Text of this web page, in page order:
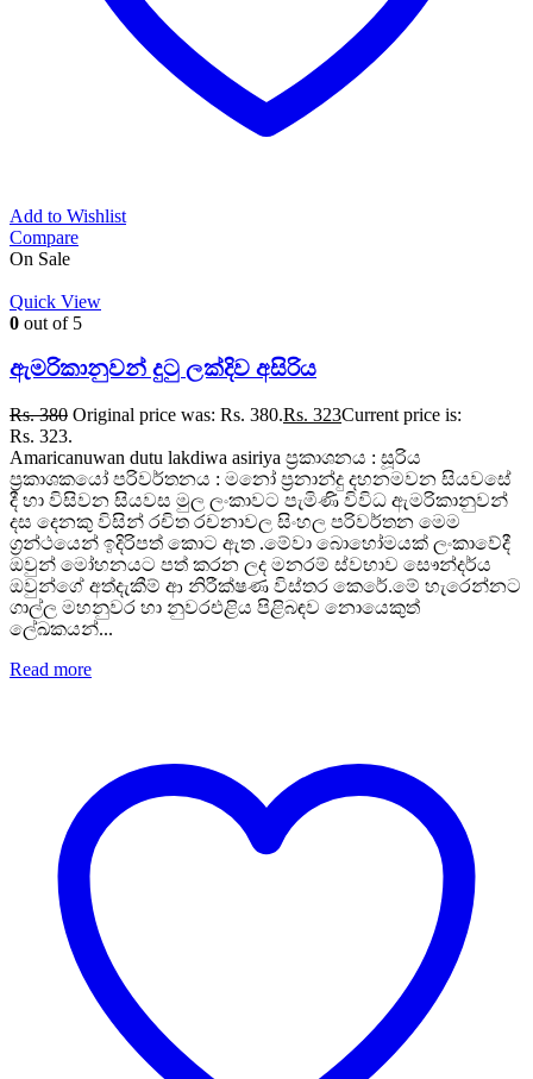
Add to Wishlist
Compare
On Sale
Quick View
0 out of 5
ඇමරිකානුවන් දුටු ලක්දිව අසිරිය
Rs.380 Original price was: Rs. 380.Rs. 323Current price is:
Rs. 323.
Amaricanuwan dutu lakdiwa asiriya ප්‍රකාශනය : සූරිය
ප්‍රකාශකයෝ පරිවර්තනය : මනෝ ප්‍රනාන්දු දහනමවන සියවසේ
දී හා විසිවන සියවස මුල ලංකාවට පැමිණි විවිධ ඇමරිකානුවන්
දස දෙනකු විසින් රචිත රචනාවල සිංහල පරිවර්තන මෙම
ග්‍රන්ථයෙන් ඉදිරිපත් කොට ඇත .මේවා බොහෝමයක් ලංකාවේදී
ඔවුන් මෝහනයට පත් කරන ලද මනරම් ස්වභාව සෞන්දර්ය
ඔවුන්ගේ අත්දැකීම් ආ නිරීක්ෂණ විස්තර කෙරේ.මේ හැරෙන්නට
ගාල්ල මහනුවර හා නුවරඑළිය පිළිබඳව නොයෙකුත්
ලේඛකයන්...
Read more